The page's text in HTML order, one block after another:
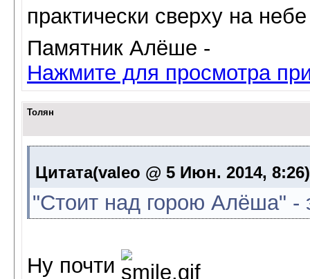
практически сверху на
Памятник Алёше -
Нажмите для просмотра
Толян
Цитата(valeo @ 5 Июн. 2014,
"Стоит над горою Алёша" -
Ну почти